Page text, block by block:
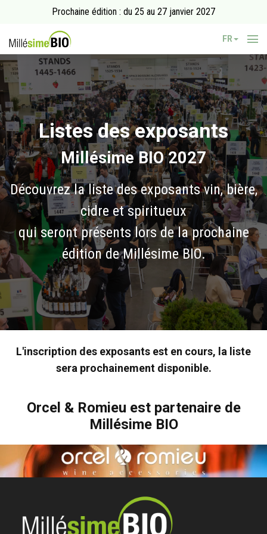
Prochaine édition : du 25 au 27 janvier 2027
FR
Listes des exposants
Millésime BIO 2027
Découvrez la liste des exposants vin, bière,
cidre et spiritueux
qui seront présents lors de la prochaine
édition de Millésime BIO.
L'inscription des exposants est en cours, la liste
sera prochainement disponible.
Orcel & Romieu est partenaire de
Millésime BIO